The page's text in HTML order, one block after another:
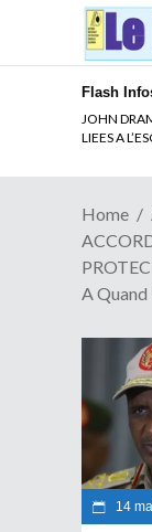
Flash
JOHN
LIEES A
ELECTION
Quand
Home
A Quand
14